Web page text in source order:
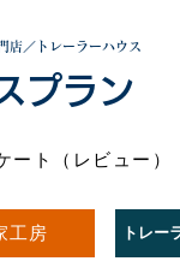
店／トレーラーハウス
プラン
ート（レビュー）
工房 トレー